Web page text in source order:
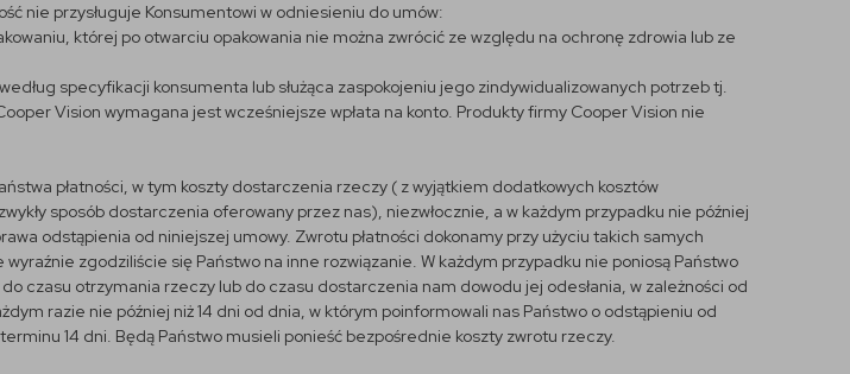
nie przysługuje Konsumentowi w odniesieniu do umów:
której po otwarciu opakowania nie można zwrócić ze względu na ochronę zdrowia lub ze
specyfikacji konsumenta lub służąca zaspokojeniu jego zindywidualizowanych potrzeb tj.
Vision wymagana jest wcześniejsze wpłata na konto. Produkty firmy Cooper Vision nie
płatności, w tym koszty dostarczenia rzeczy ( z wyjątkiem dodatkowych kosztów
sposób dostarczenia oferowany przez nas), niezwłocznie, a w każdym przypadku nie później
odstąpienia od niniejszej umowy. Zwrotu płatności dokonamy przy użyciu takich samych
zgodziliście się Państwo na inne rozwiązanie. W każdym przypadku nie poniosą Państwo
czasu otrzymania rzeczy lub do czasu dostarczenia nam dowodu jej odesłania, w zależności od
razie nie później niż 14 dni od dnia, w którym poinformowali nas Państwo o odstąpieniu od
14 dni. Będą Państwo musieli ponieść bezpośrednie koszty zwrotu rzeczy.